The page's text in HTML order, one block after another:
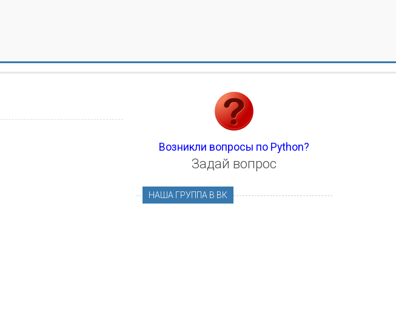
Возникли вопросы по Python?
Задай вопрос
НАША ГРУППА В ВК